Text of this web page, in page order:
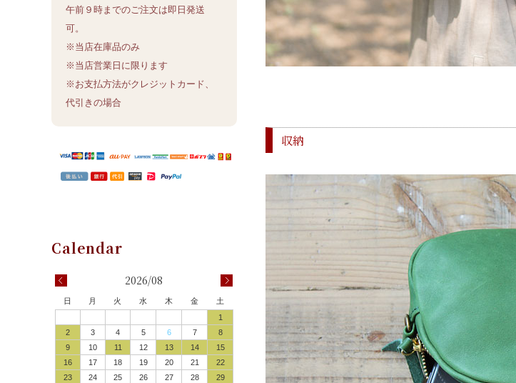
収納
午前９時までのご注文は即日発送
可。
※当店在庫品のみ
※当店営業日に限ります
※お支払方法がクレジットカード、
代引きの場合
2026/08
日 月 火 水 木 金
土
1
2
3 4 5 6 7
8
9
10 11 12 13 14
15
16
17 18 19 20 21
22
23
24 25 26 27 28
29